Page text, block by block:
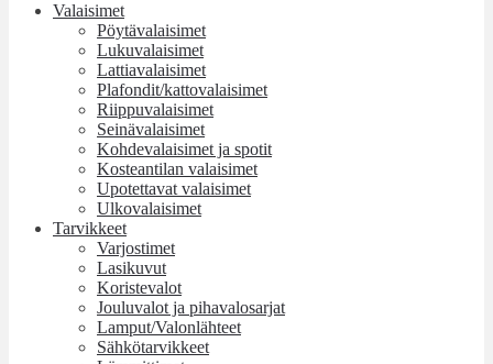
Valaisimet
Pöytävalaisimet
Lukuvalaisimet
Lattiavalaisimet
Plafondit/kattovalaisimet
Riippuvalaisimet
Seinävalaisimet
Kohdevalaisimet ja spotit
Kosteantilan valaisimet
Upotettavat valaisimet
Ulkovalaisimet
Tarvikkeet
Varjostimet
Lasikuvut
Koristevalot
Jouluvalot ja pihavalosarjat
Lamput/Valonlähteet
Sähkötarvikkeet